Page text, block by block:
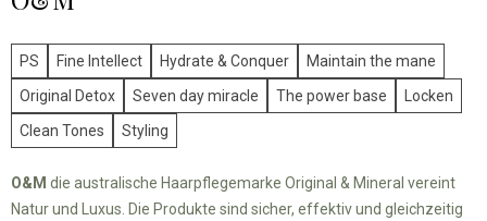
PS Fine Intellect Hydrate & Conquer
Maintain the mane
Original Detox
Seven day miracle The power base
Locken
Clean Tones
Styling
O&M die australische Haarpflegemarke Original & Mineral vereint
Natur und Luxus. Die Produkte sind sicher, effektiv und gleichzeitig